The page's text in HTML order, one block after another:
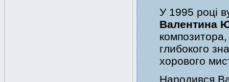
У 1995 році
Валентина
глибокого
хорового
Народився